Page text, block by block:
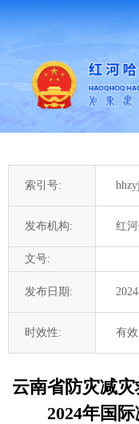
索引号:
发布机构: 红
文号:
发布日期:
时效性: 有效
云南省防灾减
2024年国